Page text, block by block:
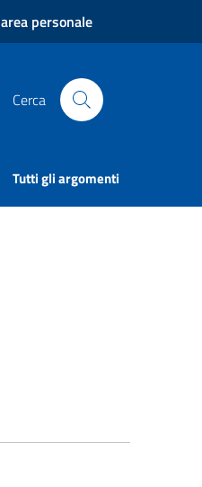
personale
Cerca
Tutti gli argomenti